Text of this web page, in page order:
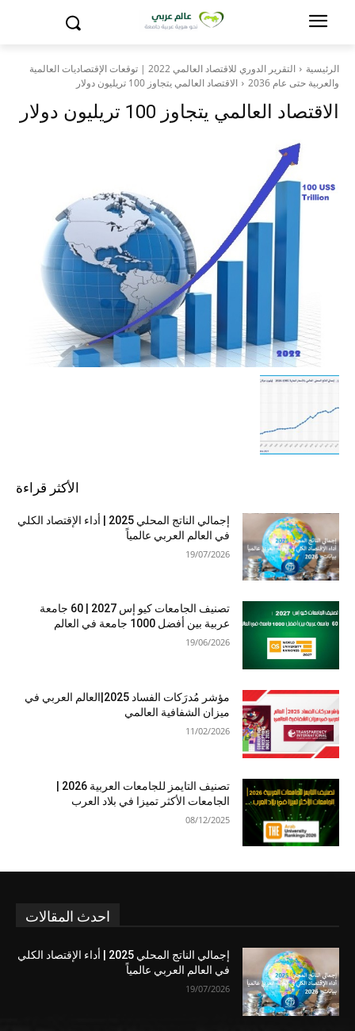
الرئيسية
التقرير الدوري للاقتصاد العالمي 2022 | توقعات الإقتصاديات العالمية
والعربية حتى عام 2036
الاقتصاد العالمي يتجاوز 100 تريليون دولار
الاقتصاد العالمي يتجاوز 100 تريليون دولار
الأكثر قراءة
إجمالي الناتج المحلي 2025 | أداء الإقتصاد الكلي
في العالم العربي عالمياً
19/07/2026
تصنيف الجامعات كيو إس 2027 | 60 جامعة
عربية بين أفضل 1000 جامعة في العالم
19/06/2026
مؤشر مُدرَكات الفساد 2025|العالم العربي في
ميزان الشفافية العالمي
11/02/2026
تصنيف التايمز للجامعات العربية 2026 |
الجامعات الأكثر تميزا في بلاد العرب
08/12/2025
احدث المقالات
إجمالي الناتج المحلي 2025 | أداء الإقتصاد الكلي
في العالم العربي عالمياً
19/07/2026